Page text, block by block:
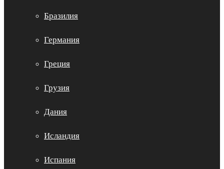
Бразилия
Германия
Греция
Грузия
Дания
Исландия
Испания